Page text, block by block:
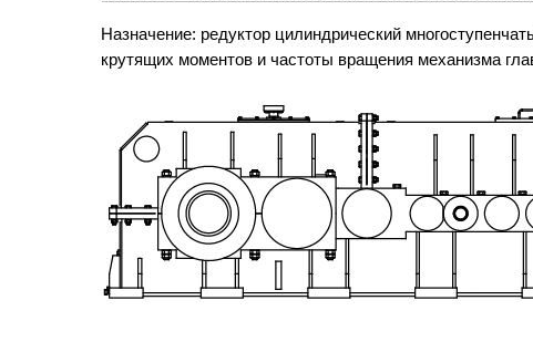
Назначение: редуктор цилиндрический
крутящих моментов и частоты вращения механизма